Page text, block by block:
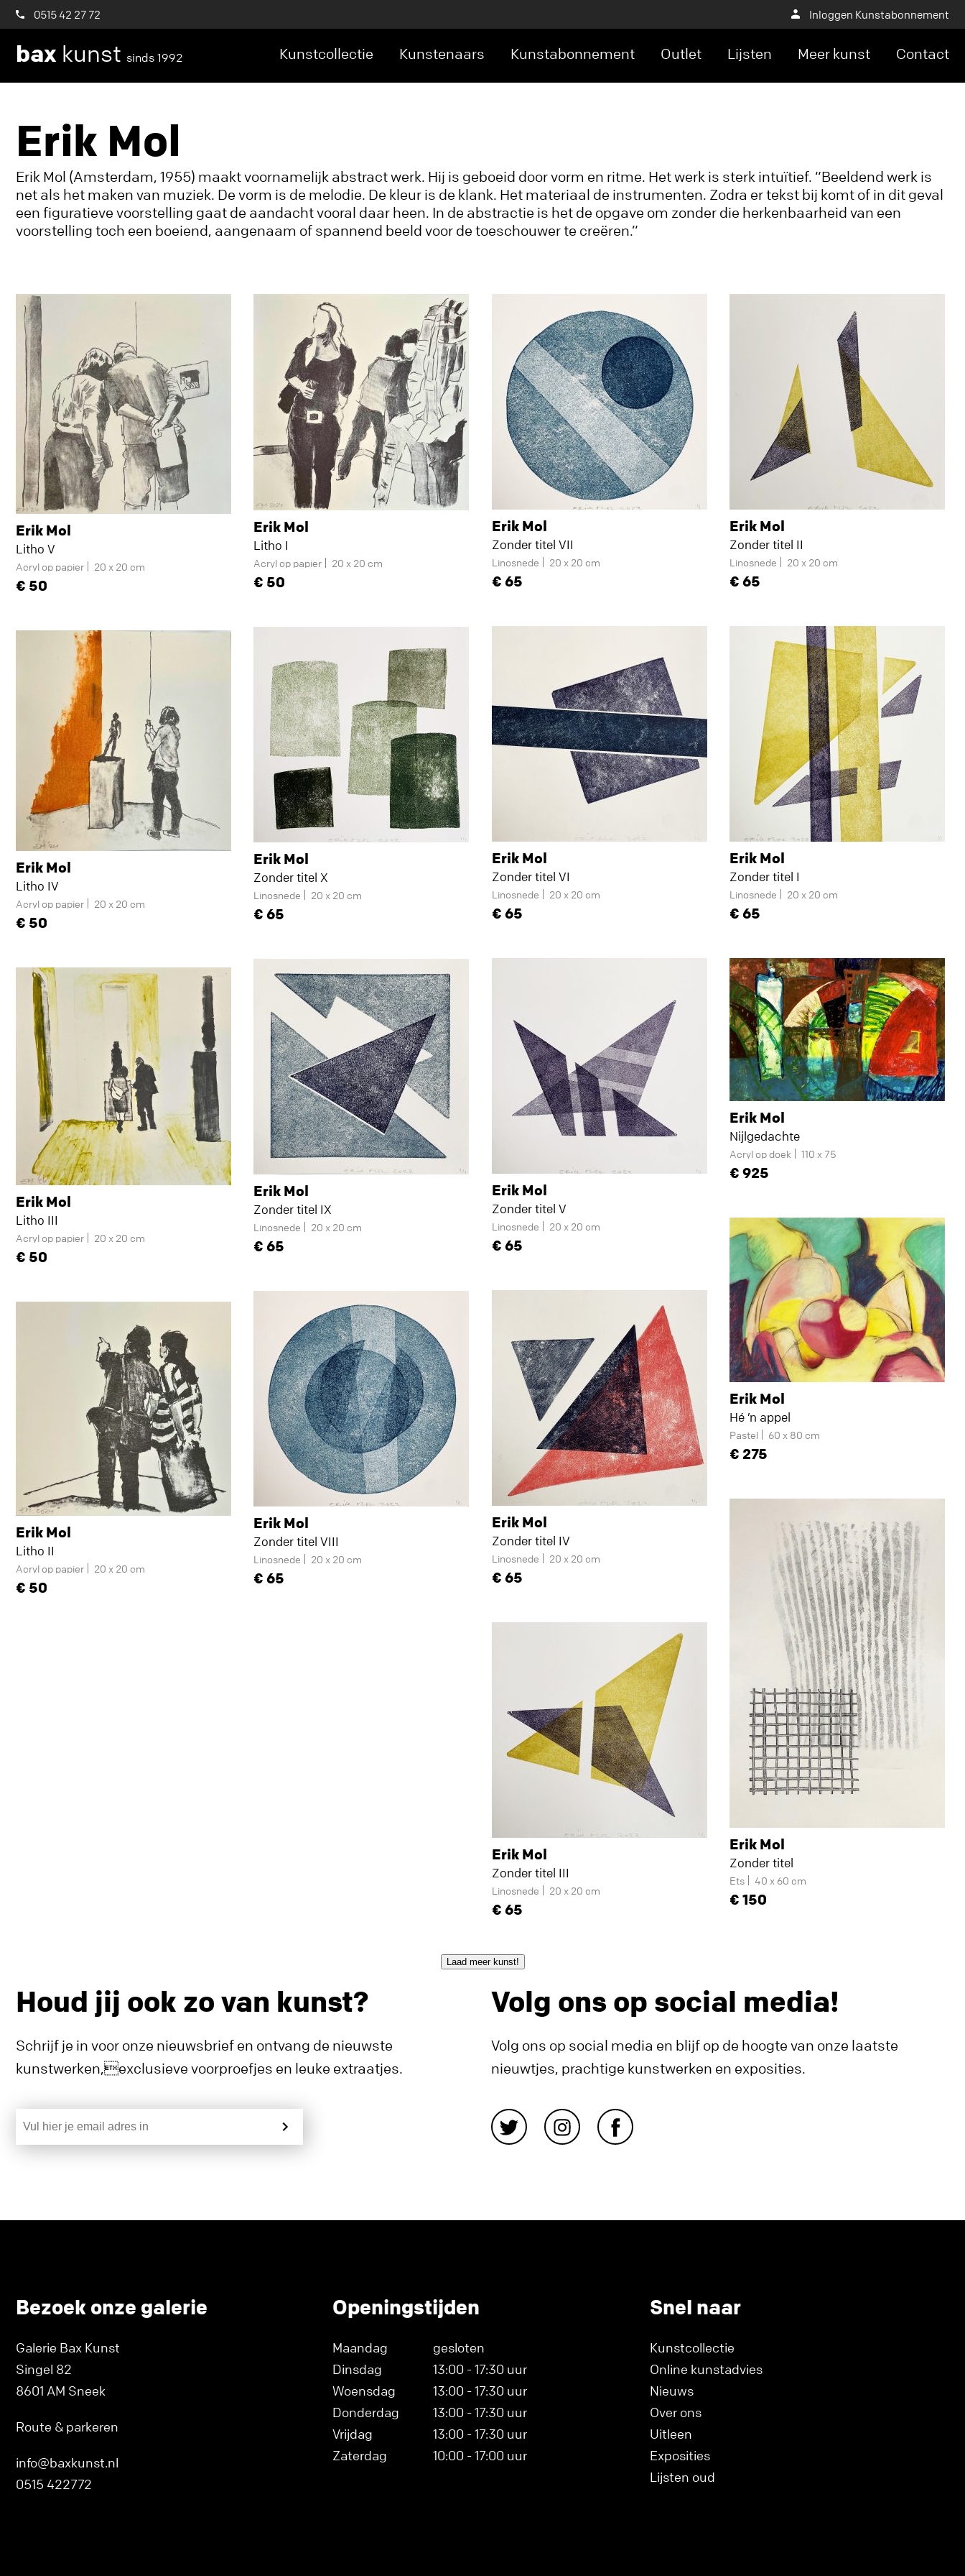
0515 42 27 72 Inloggen Kunstabonnement
bax kunst sinds 1992 Kunstcollectie Kunstenaars Kunstabonnement Outlet Lijsten Meer kunst Contact
Erik Mol
Erik Mol (Amsterdam, 1955) maakt voornamelijk abstract werk. Hij is geboeid door vorm en ritme. Het werk is sterk intuïtief. “Beeldend werk is
net als het maken van muziek. De vorm is de melodie. De kleur is de klank. Het materiaal de instrumenten. Zodra er tekst bij komt of in dit geval
een figuratieve voorstelling gaat de aandacht vooral daar heen. In de abstractie is het de opgave om zonder die herkenbaarheid van een
voorstelling toch een boeiend, aangenaam of spannend beeld voor de toeschouwer te creëren.”
Erik Mol
Litho V
Acryl op papier 20 x 20 cm
50
Erik Mol
Litho IV
Acryl op papier 20 x 20 cm
50
Erik Mol
Litho III
Acryl op papier 20 x 20 cm
50
Erik Mol
Litho II
Acryl op papier 20 x 20 cm
50
Erik Mol
Litho I
Acryl op papier 20 x 20 cm
50
Erik Mol
Zonder titel X
Linosnede 20 x 20 cm
65
Erik Mol
Zonder titel IX
Linosnede 20 x 20 cm
65
Erik Mol
Zonder titel VIII
Linosnede 20 x 20 cm
65
Erik Mol
Zonder titel VII
Linosnede 20 x 20 cm
65
Erik Mol
Zonder titel VI
Linosnede 20 x 20 cm
65
Erik Mol
Zonder titel V
Linosnede 20 x 20 cm
65
Erik Mol
Zonder titel IV
Linosnede 20 x 20 cm
65
Erik Mol
Zonder titel III
Linosnede 20 x 20 cm
65
Erik Mol
Zonder titel II
Linosnede 20 x 20 cm
65
Erik Mol
Zonder titel I
Linosnede 20 x 20 cm
65
Erik Mol
Nijlgedachte
Acryl op doek 110 x 75
925
Erik Mol
Hé ’n appel
Pastel 60 x 80 cm
275
Erik Mol
Zonder titel
Ets 40 x 60 cm
150
Laad meer kunst!
Houd jij ook zo van kunst?
Schrijf je in voor onze nieuwsbrief en ontvang de nieuwste
kunstwerken,exclusieve voorproefjes en leuke extraatjes.
Volg ons op social media!
Volg ons op social media en blijf op de hoogte van onze laatste
nieuwtjes, prachtige kunstwerken en exposities.
Bezoek onze galerie
Galerie Bax Kunst
Singel 82
8601 AM Sneek
Route & parkeren
info@baxkunst.nl
0515 422772
Openingstijden
Maandag
gesloten
Dinsdag
13:00 - 17:30 uur
Woensdag
13:00 - 17:30 uur
Donderdag
13:00 - 17:30 uur
Vrijdag
13:00 - 17:30 uur
Zaterdag
10:00 - 17:00 uur
Snel naar
Kunstcollectie
Online kunstadvies
Nieuws
Over ons
Uitleen
Exposities
Lijsten oud